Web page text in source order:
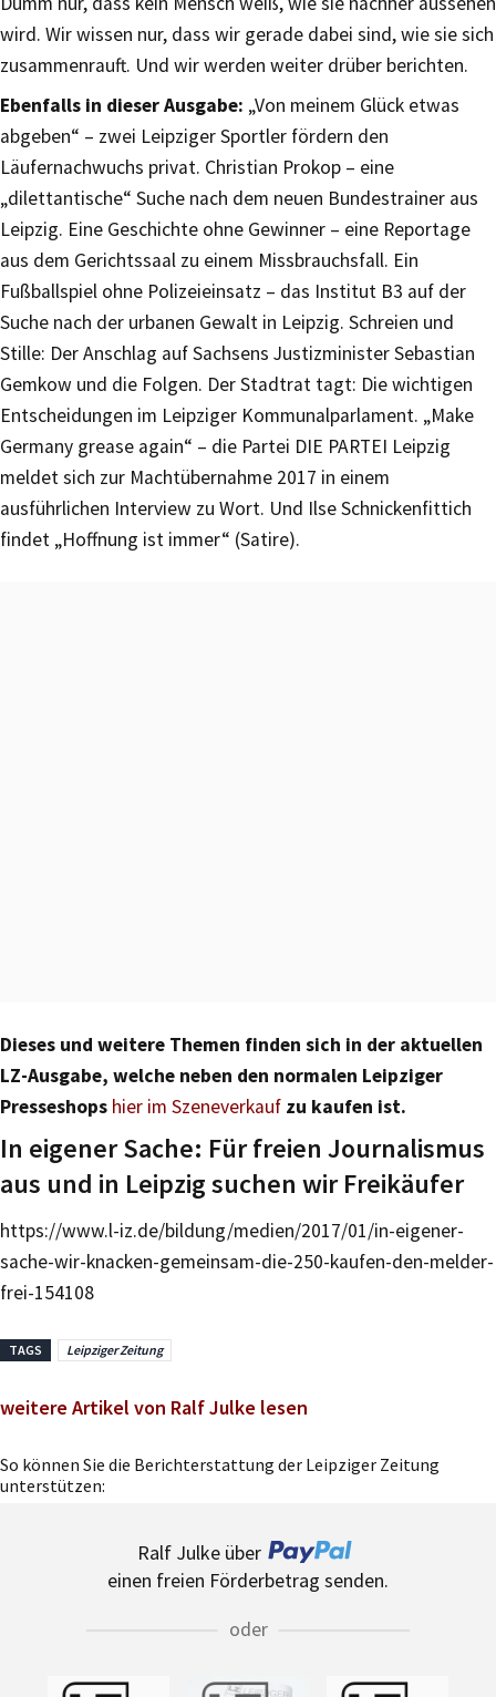
wird. Wir wissen nur, dass wir gerade dabei sind, wie sie sich
zusammenrauft. Und wir werden weiter drüber berichten.
Ebenfalls in dieser Ausgabe: „Von meinem Glück etwas
abgeben“ – zwei Leipziger Sportler fördern den
Läufernachwuchs privat. Christian Prokop – eine
„dilettantische“ Suche nach dem neuen Bundestrainer aus
Leipzig. Eine Geschichte ohne Gewinner – eine Reportage
aus dem Gerichtssaal zu einem Missbrauchsfall. Ein
Fußballspiel ohne Polizeieinsatz – das Institut B3 auf der
Suche nach der urbanen Gewalt in Leipzig. Schreien und
Stille: Der Anschlag auf Sachsens Justizminister Sebastian
Gemkow und die Folgen. Der Stadtrat tagt: Die wichtigen
Entscheidungen im Leipziger Kommunalparlament. „Make
Germany grease again“ – die Partei DIE PARTEI Leipzig
meldet sich zur Machtübernahme 2017 in einem
ausführlichen Interview zu Wort. Und Ilse Schnickenfittich
findet „Hoffnung ist immer“ (Satire).
Dieses und weitere Themen finden sich in der aktuellen
LZ-Ausgabe, welche neben den normalen Leipziger
Presseshops hier im Szeneverkauf zu kaufen ist.
In eigener Sache: Für freien Journalismus
aus und in Leipzig suchen wir Freikäufer
https://www.l-iz.de/bildung/medien/2017/01/in-eigener-
sache-wir-knacken-gemeinsam-die-250-kaufen-den-melder-
frei-154108
TAGS Leipziger Zeitung
weitere Artikel von Ralf Julke lesen
So können Sie die Berichterstattung der Leipziger Zeitung
unterstützen:
Ralf Julke über
einen freien Förderbetrag senden.
oder